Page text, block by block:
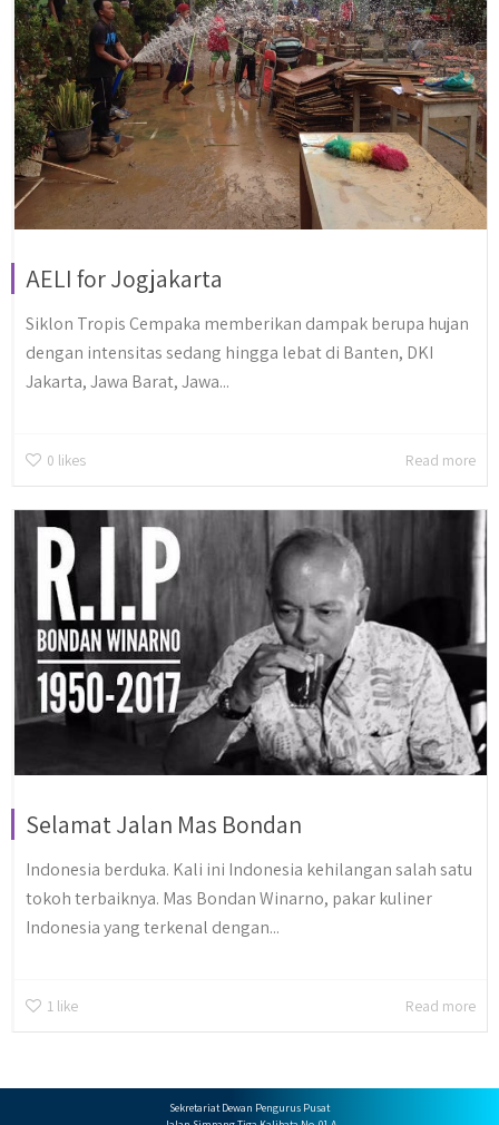
AELI for Jogjakarta
Siklon Tropis Cempaka memberikan dampak berupa hujan
dengan intensitas sedang hingga lebat di Banten, DKI
Jakarta, Jawa Barat, Jawa...
0 likes Read more
Selamat Jalan Mas Bondan
Indonesia berduka. Kali ini Indonesia kehilangan salah satu
tokoh terbaiknya. Mas Bondan Winarno, pakar kuliner
Indonesia yang terkenal dengan...
1 like Read more
Sekretariat Dewan Pengurus Pusat